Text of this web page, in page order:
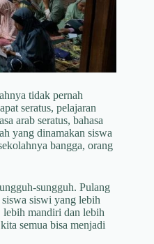
tidak pernah
seratus, pelajaran
arab seratus, bahasa
yang dinamakan siswa
bangga, orang
sungguh. Pulang
siswi yang lebih
mandiri dan lebih
semua bisa menjadi